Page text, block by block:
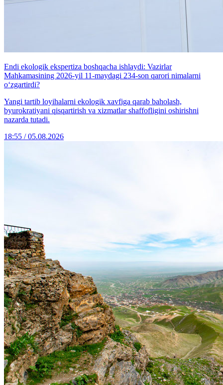
Endi ekologik ekspertiza boshqacha ishlaydi: Vazirlar
Mahkamasining 2026-yil 11-maydagi 234-son qarori nimalarni
o‘zgartirdi?
Yangi tartib loyihalarni ekologik xavfiga qarab baholash,
byurokratiyani qisqartirish va xizmatlar shaffofligini oshirishni
nazarda tutadi.
18:55 / 05.08.2026